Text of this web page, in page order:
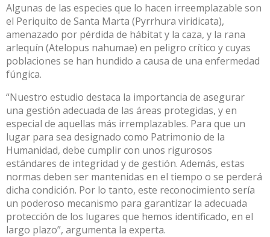
Algunas de las especies que lo hacen irreemplazable son
el Periquito de Santa Marta (Pyrrhura viridicata),
amenazado por pérdida de hábitat y la caza, y la rana
arlequín (Atelopus nahumae) en peligro crítico y cuyas
poblaciones se han hundido a causa de una enfermedad
fúngica.
“Nuestro estudio destaca la importancia de asegurar
una gestión adecuada de las áreas protegidas, y en
especial de aquellas más irremplazables. Para que un
lugar para sea designado como Patrimonio de la
Humanidad, debe cumplir con unos rigurosos
estándares de integridad y de gestión. Además, estas
normas deben ser mantenidas en el tiempo o se perderá
dicha condición. Por lo tanto, este reconocimiento sería
un poderoso mecanismo para garantizar la adecuada
protección de los lugares que hemos identificado, en el
largo plazo”, argumenta la experta.